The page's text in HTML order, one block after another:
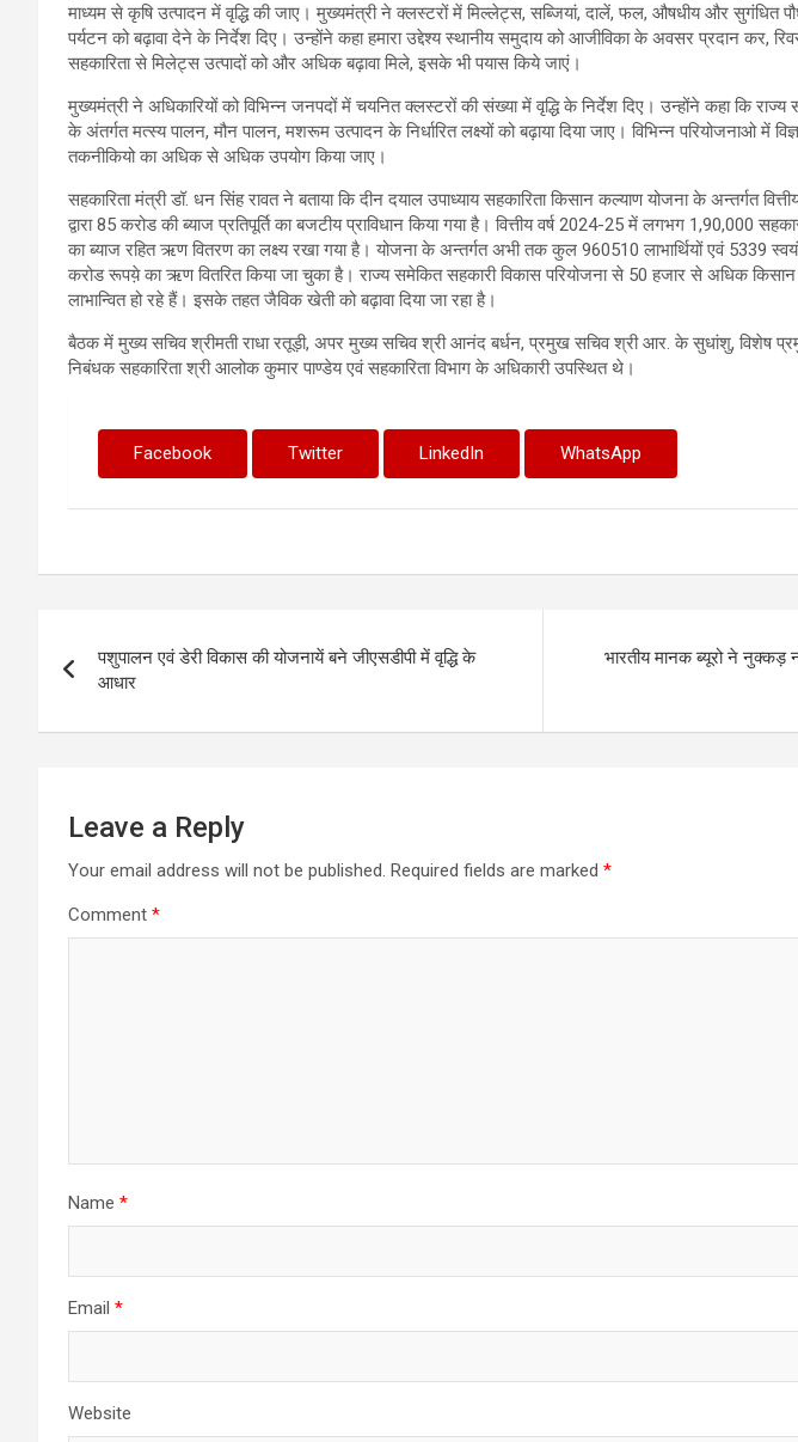
माध्यम से कृषि उत्पादन में वृद्धि की जाए। मुख्यमंत्री ने क्लस्टरों में मिल्लेट्स, सब्जियां, दालें, फल, औषधीय और सुगंधित
पर्यटन को बढ़ावा देने के निर्देश दिए। उन्होंने कहा हमारा उद्देश्य स्थानीय समुदाय को आजीविका के अवसर प्रदान कर,
सहकारिता से मिलेट्स उत्पादों को और अधिक बढ़ावा मिले, इसके भी पयास किये जाएं।
मुख्यमंत्री ने अधिकारियों को विभिन्न जनपदों में चयनित क्लस्टरों की संख्या में वृद्धि के निर्देश दिए। उन्होंने कहा कि राज्य
के अंतर्गत मत्स्य पालन, मौन पालन, मशरूम उत्पादन के निर्धारित लक्ष्यों को बढ़ाया दिया जाए। विभिन्न परियोजनाओ में
तकनीकियो का अधिक से अधिक उपयोग किया जाए।
सहकारिता मंत्री डॉ. धन सिंह रावत ने बताया कि दीन दयाल उपाध्याय सहकारिता किसान कल्याण योजना के अन्तर्गत
द्वारा 85 करोड की ब्याज प्रतिपूर्ति का बजटीय प्राविधान किया गया है। वित्तीय वर्ष 2024-25 में लगभग 1,90,000
का ब्याज रहित ऋण वितरण का लक्ष्य रखा गया है। योजना के अन्तर्गत अभी तक कुल 960510 लाभार्थियों एवं 5339
करोड रूपये़ का ऋण वितरित किया जा चुका है। राज्य समेकित सहकारी विकास परियोजना से 50 हजार से अधिक
लाभान्वित हो रहे हैं। इसके तहत जैविक खेती को बढ़ावा दिया जा रहा है।
बैठक में मुख्य सचिव श्रीमती राधा रतूड़ी, अपर मुख्य सचिव श्री आनंद बर्धन, प्रमुख सचिव श्री आर. के सुधांशु, विशेष
निबंधक सहकारिता श्री आलोक कुमार पाण्डेय एवं सहकारिता विभाग के अधिकारी उपस्थित थे।
Facebook Twitter LinkedIn WhatsApp
navigation
पशुपालन एवं डेरी विकास की योजनायें बने जीएसडीपी में वृद्धि के
आधार
भारतीय मानक ब्यूरो ने नुक्कड़
Leave a Reply
Your email address will not be published. Required fields are marked *
Comment *
Name *
Email *
Website